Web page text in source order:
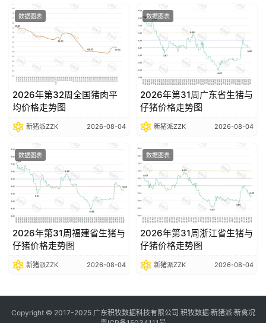
数据图表
2026年第32周全国猪肉平
均价格走势图
新猪派ZZK 2026-08-04
数据图表
2026年第31周广东省生猪与
仔猪价格走势图
新猪派ZZK 2026-08-04
数据图表
2026年第31周福建省生猪与
仔猪价格走势图
新猪派ZZK 2026-08-04
数据图表
2026年第31周浙江省生猪与
仔猪价格走势图
新猪派ZZK 2026-08-04
Copyright © 2017-2025 广东积牧数据科技有限公司 积牧数据·新猪派·新禽况